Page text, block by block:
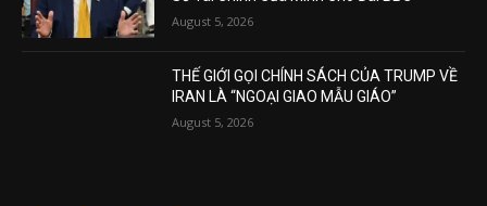
August 5, 2026
THẾ GIỚI GỌI CHÍNH SÁCH CỦA TRUMP VỀ
IRAN LÀ “NGOẠI GIAO MẪU GIÁO”
August 5, 2026